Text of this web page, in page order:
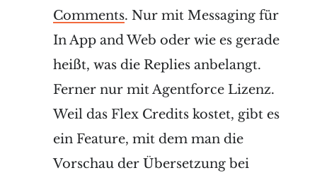
Comments. Nur mit Messaging für
In App and Web oder wie es gerade
heißt, was die Replies anbelangt.
Ferner nur mit Agentforce Lizenz.
Weil das Flex Credits kostet, gibt es
ein Feature, mit dem man die
Vorschau der Übersetzung bei